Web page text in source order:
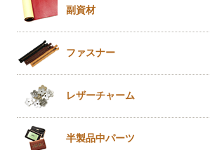
副資材
ファスナー
レザーチャーム
半製品中パーツ